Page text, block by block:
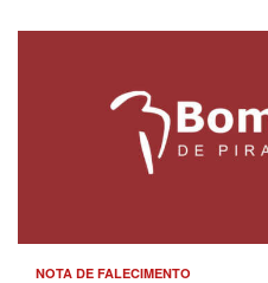
NOTA DE FALECIMENTO